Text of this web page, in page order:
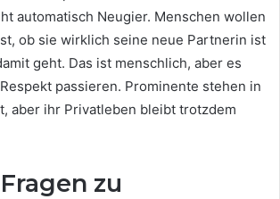
automatisch Neugier. Menschen wollen
ob sie wirklich seine neue Partnerin ist
geht. Das ist menschlich, aber es
passieren. Prominente stehen in
aber ihr Privatleben bleibt trotzdem
zu